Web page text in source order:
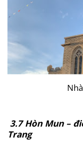
3.7 Hòn Mun –
Trang